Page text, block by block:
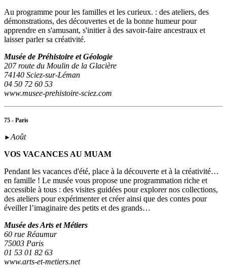
Au programme pour les familles et les curieux. : des ateliers, des
démonstrations, des découvertes et de la bonne humeur pour
apprendre en s'amusant, s'initier à des savoir-faire ancestraux et
laisser parler sa créativité.
Musée de Préhistoire et Géologie
207 route du Moulin de la Glacière
74140 Sciez-sur-Léman
04 50 72 60 53
www.musee-prehistoire-sciez.com
75 - Paris
►Août
VOS VACANCES AU MUAM
Pendant les vacances d'été, place à la découverte et à la créativité…
en famille ! Le musée vous propose une programmation riche et
accessible à tous : des visites guidées pour explorer nos collections,
des ateliers pour expérimenter et créer ainsi que des contes pour
éveiller l’imaginaire des petits et des grands…
Musée des Arts et Métiers
60 rue Réaumur
75003 Paris
01 53 01 82 63
www.arts-et-metiers.net